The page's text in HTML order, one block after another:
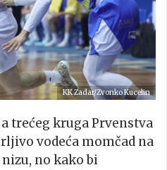
KK Zadar/Zvonko Kucelin
trećeg kruga Prvenstva
vodeća momčad na
no kako bi